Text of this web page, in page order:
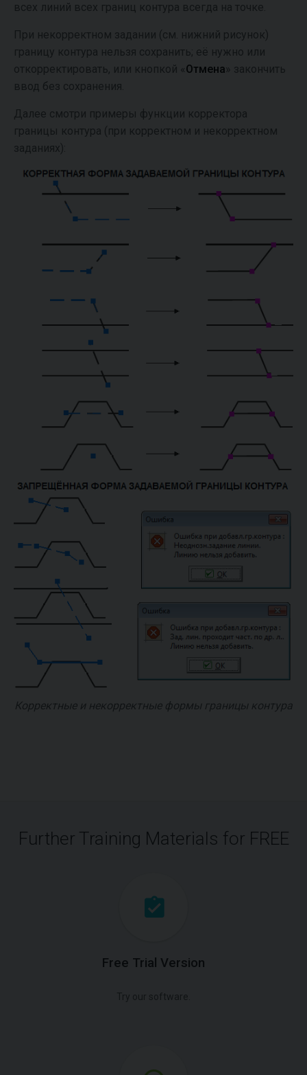
всех линий всех границ контура всегда на точке.
При некорректном задании (см. нижний рисунок)
границу контура нельзя сохранить; её нужно или
откорректировать, или кнопкой « Отмена » закончить
ввод без сохранения.
Далее смотри примеры функции корректора
границы контура (при корректном и некорректном
заданиях):
Корректные и некорректные формы границы контура
Further Training Materials for FREE
Free Trial Version